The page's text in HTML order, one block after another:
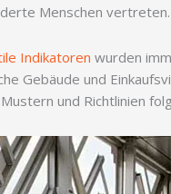
Menschen vertreten.
Indikatoren wurden
Gebäude und
Mustern und Richtlinien